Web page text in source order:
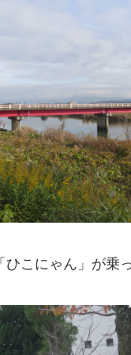
ひこにゃん」が乗